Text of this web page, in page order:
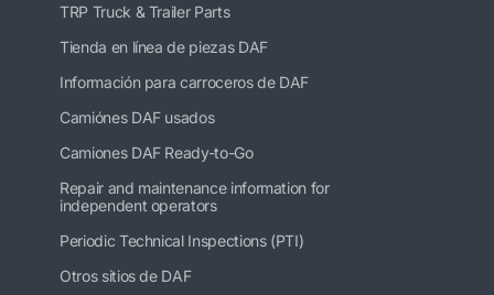
TRP Truck & Trailer Parts
Tienda en línea de piezas DAF
Información para carroceros de DAF
Camiónes DAF usados
Camiones DAF Ready-to-Go
Repair and maintenance information for
independent operators
Periodic Technical Inspections (PTI)
Otros sitios de DAF